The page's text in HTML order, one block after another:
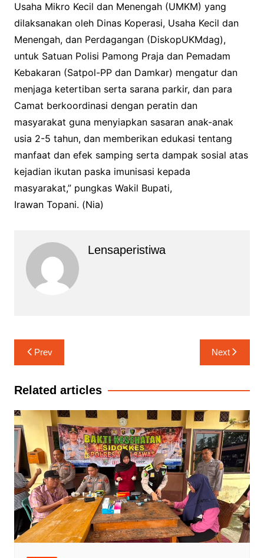
Usaha Mikro Kecil dan Menengah (UMKM) yang
dilaksanakan oleh Dinas Koperasi, Usaha Kecil dan
Menengah, dan Perdagangan (DiskopUKMdag),
untuk Satuan Polisi Pamong Praja dan Pemadam
Kebakaran (Satpol-PP dan Damkar) mengatur dan
menjaga ketertiban serta sarana parkir, dan para
Camat berkoordinasi dengan peratin dan
masyarakat guna menyiapkan sasaran anak-anak
usia 2-5 tahun, dan memberikan edukasi tentang
manfaat dan efek samping serta dampak sosial atas
kejadian ikutan paska imunisasi kepada
masyarakat,” pungkas Wakil Bupati,
Irawan Topani. (Nia)
Lensaperistiwa
Navigasi
pos
Prev Next
Related articles